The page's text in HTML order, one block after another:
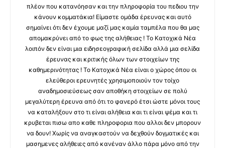
πλέον που κατανόησαν και την πληροφορία του πεδιου την
κάνουν κομματάκια! Είμαστε ομάδα έρευνας και αυτό
σημαίνει ότι δεν έχουμε μαζί μας καμία ταμπέλα που θα μας
απομακρύνει από το φως της αλήθειας ! Το Κατοχικά Νέα
λοιπόν δεν είναι μια ειδησεογραφική σελίδα αλλά μια σελίδα
έρευνας και κριτικής όλων των στοιχείων της
καθημερινότητας ! Το Κατοχικά Νέα είναι ο χώρος όπου οι
ελεύθεροι ερευνητές χρησιμοποιούν τον τοίχο
αναδημοσιεύσεως σαν αποθήκη στοιχείων σε πολύ
μεγαλύτερη έρευνα από ότι το φανερό έτσι ώστε μόνοι τους
να καταλήξουν στο τι είναι αλήθεια και τι είναι ψέμα και τι
κρυβεται πισω απο καθε πληροφορια που αλλοι δεν μπορουν
να δουν! Χωρίς να αναγκαστούν να δεχθούν δογματικές και
μασημενες αλήθειες από κανέναν άλλο πάρα μόνο από την